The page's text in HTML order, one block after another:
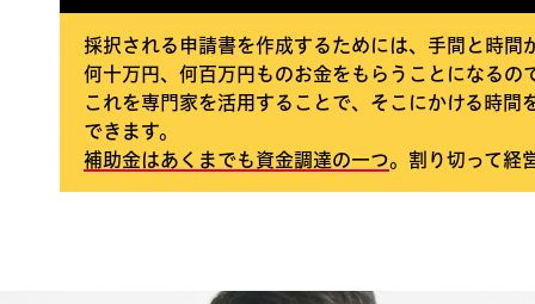
採択される申請書を作成するためには、手間と時間
何十万円、何百万円ものお金をもらうことになるの
これを専門家を活用することで、そこにかける時間
できます。
補助金はあくまでも資金調達の一つ。割り切って経